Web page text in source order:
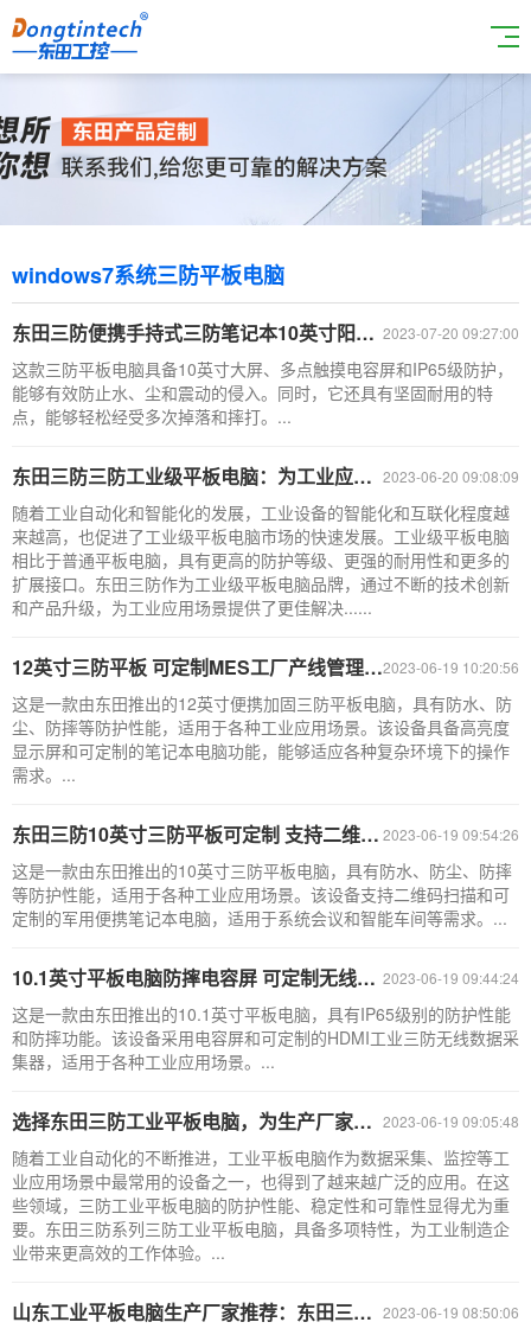
windows7系统三防平板电脑
2023-07-20 09:27:00
东田三防便携手持式三防笔记本10英寸阳光可视平板电脑工控机DTZ-Q1089EL
这款三防平板电脑具备10英寸大屏、多点触摸电容屏和IP65级防护，
能够有效防止水、尘和震动的侵入。同时，它还具有坚固耐用的特
点，能够轻松经受多次掉落和摔打。...
2023-06-20 09:08:09
东田三防三防工业级平板电脑：为工业应用场景提供更佳解决方案
随着工业自动化和智能化的发展，工业设备的智能化和互联化程度越
来越高，也促进了工业级平板电脑市场的快速发展。工业级平板电脑
相比于普通平板电脑，具有更高的防护等级、更强的耐用性和更多的
扩展接口。东田三防作为工业级平板电脑品牌，通过不断的技术创新
和产品升级，为工业应用场景提供了更佳解决......
2023-06-19 10:20:56
12英寸三防平板 可定制MES工厂产线管理巡检DTZ-I1208E
这是一款由东田推出的12英寸便携加固三防平板电脑，具有防水、防
尘、防摔等防护性能，适用于各种工业应用场景。该设备具备高亮度
显示屏和可定制的笔记本电脑功能，能够适应各种复杂环境下的操作
需求。...
2023-06-19 09:54:26
东田三防10英寸三防平板可定制 支持二维码扫描 系统会议智能车间DTZ-I1083E
这是一款由东田推出的10英寸三防平板电脑，具有防水、防尘、防摔
等防护性能，适用于各种工业应用场景。该设备支持二维码扫描和可
定制的军用便携笔记本电脑，适用于系统会议和智能车间等需求。...
2023-06-19 09:44:24
10.1英寸平板电脑防摔电容屏 可定制无线数据采集器 DTZ-I1008HE-6Y30
这是一款由东田推出的10.1英寸平板电脑，具有IP65级别的防护性能
和防摔功能。该设备采用电容屏和可定制的HDMI工业三防无线数据采
集器，适用于各种工业应用场景。...
2023-06-19 09:05:48
选择东田三防工业平板电脑，为生产厂家带来更高效的工作体验
随着工业自动化的不断推进，工业平板电脑作为数据采集、监控等工
业应用场景中最常用的设备之一，也得到了越来越广泛的应用。在这
些领域，三防工业平板电脑的防护性能、稳定性和可靠性显得尤为重
要。东田三防系列三防工业平板电脑，具备多项特性，为工业制造企
业带来更高效的工作体验。...
2023-06-19 08:50:06
山东工业平板电脑生产厂家推荐：东田三防工业平板电脑